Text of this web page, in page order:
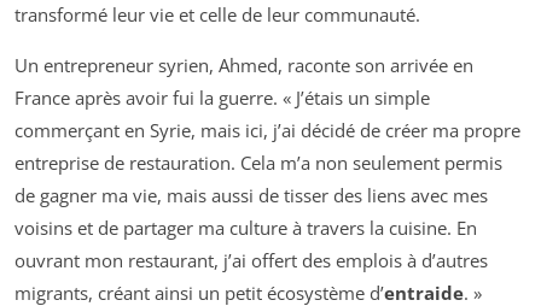
transformé leur vie et celle de leur communauté.
Un entrepreneur syrien, Ahmed, raconte son arrivée en
France après avoir fui la guerre. « J’étais un simple
commerçant en Syrie, mais ici, j’ai décidé de créer ma propre
entreprise de restauration. Cela m’a non seulement permis
de gagner ma vie, mais aussi de tisser des liens avec mes
voisins et de partager ma culture à travers la cuisine. En
ouvrant mon restaurant, j’ai offert des emplois à d’autres
migrants, créant ainsi un petit écosystème d’entraide. »